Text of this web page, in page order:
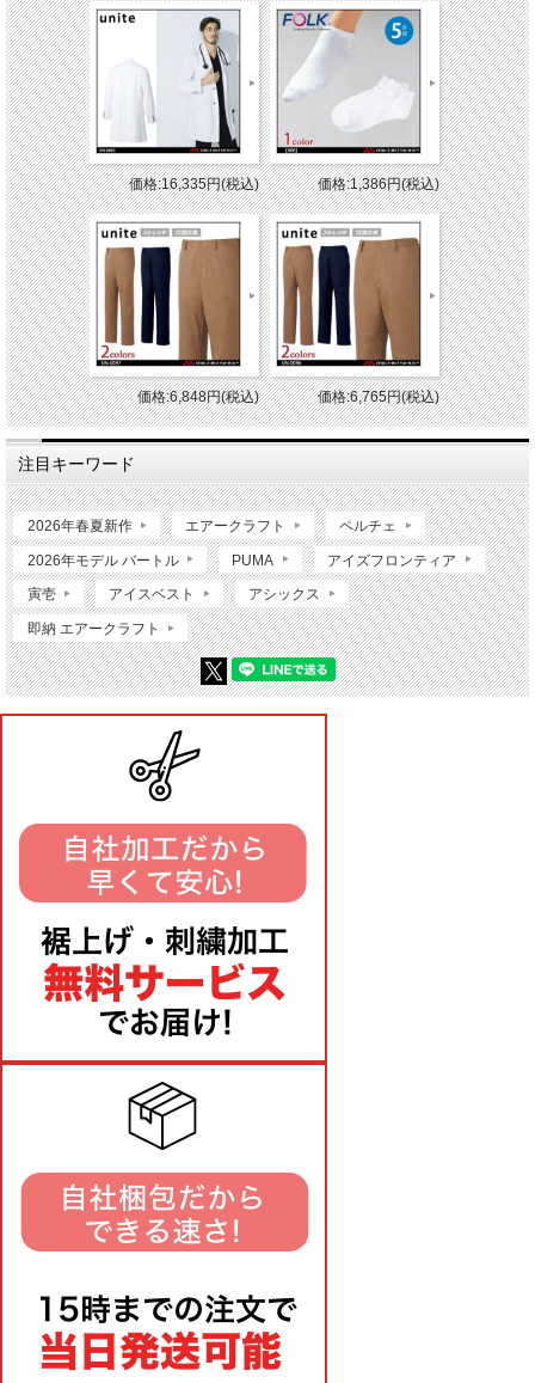
価格:16,335円(税込) 価格:1,386円(税込)
価格:6,848円(税込) 価格:6,765円(税込)
注目キーワード
2026年春夏新作 エアークラフト ペルチェ
2026年モデル バートル PUMA アイズフロンティア
寅壱 アイスベスト アシックス
即納 エアークラフト